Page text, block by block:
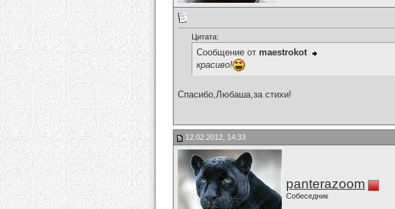
Цитата:
Сообщение от maestrokot
красиво!
Спасибо,Любаша,за стихи!
12.02.2012, 14:33
panterazoom
Собеседник